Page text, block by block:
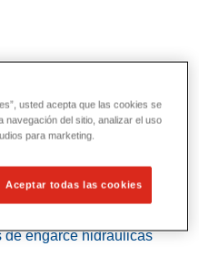
públicos y de
de servicios
de engarce hidráulicas
usted acepta que las cookies se
navegación del sitio, analizar el uso
para marketing.
Aceptar todas las cookies